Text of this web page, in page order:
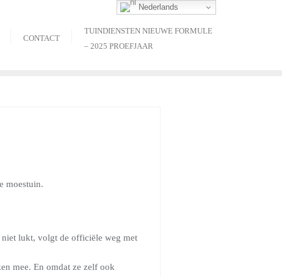
CONTACT
TUINDIENSTEN NIEUWE FORMULE
– 2025 PROEFJAAR
moestuin.
niet lukt, volgt de officiële weg met
mee. En omdat ze zelf ook
Nederlands